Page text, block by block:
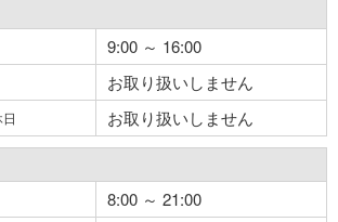
9:00 ～ 16:00
お取り扱いしません
お取り扱いしません
8:00 ～ 21:00